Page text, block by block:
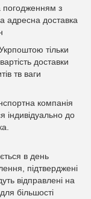
погодженням з
адресна доставка
тільки
доставки
тв ваги
компанія
індивідуально до
в день
підтверджені
відправлені на
більшості